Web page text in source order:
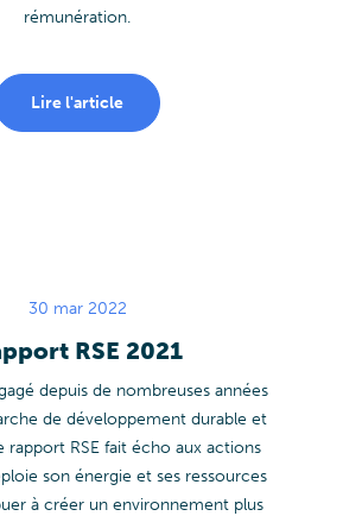
rémunération.
Lire l'article
30 mar 2022
RSE 2021
depuis de nombreuses années
de développement durable et
rapport RSE fait écho aux actions
son énergie et ses ressources
à créer un environnement plus